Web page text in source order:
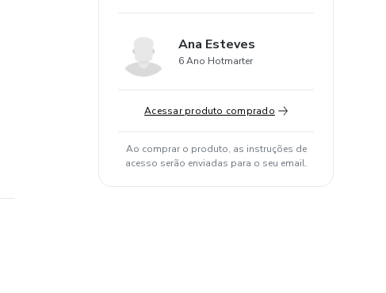
Ana Esteves
6 Ano Hotmarter
Acessar produto comprado
Ao comprar o produto, as instruções de
acesso serão enviadas para o seu email.